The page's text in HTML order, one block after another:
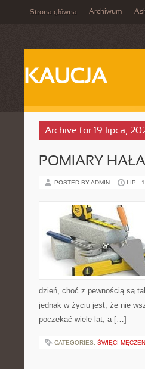
Strona główna Archiwum
KAUCJA
Archive for 19 lipca,
POMIARY
POSTED BY ADMIN LIP -
dzień, choć z pewnością są
jednak w życiu jest, że nie
poczekać wiele lat, a […]
CATEGORIES: ŚWIĘCI